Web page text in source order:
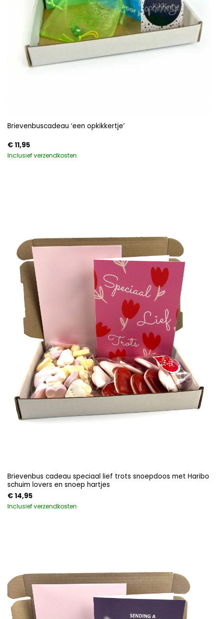
Brievenbuscadeau ‘een opkikkertje’
€11,95
Inclusief verzendkosten
Brievenbus cadeau speciaal lief trots snoepdoos met Haribo
schuim lovers en snoep hartjes
€14,95
Inclusief verzendkosten